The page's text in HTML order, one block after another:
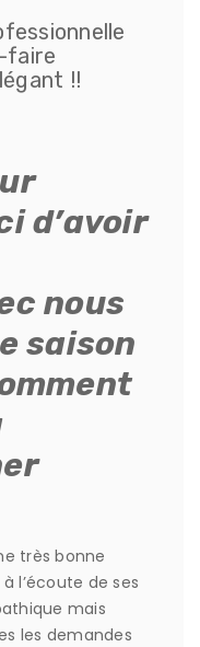
faire
!!
d’avoir
nous
saison
très bonne
l’écoute de ses
mais
les demandes